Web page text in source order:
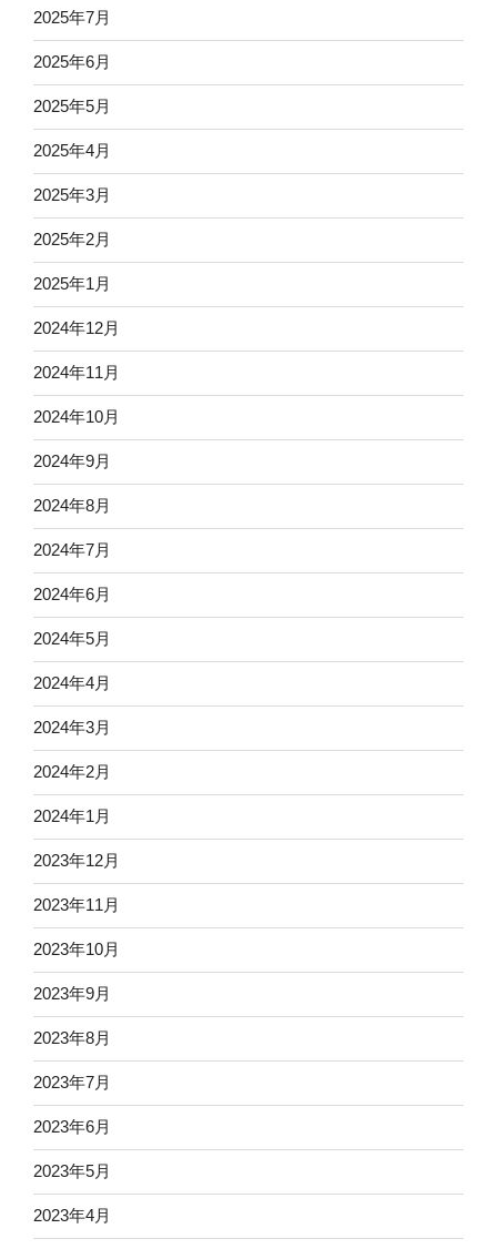
2025年7月
2025年6月
2025年5月
2025年4月
2025年3月
2025年2月
2025年1月
2024年12月
2024年11月
2024年10月
2024年9月
2024年8月
2024年7月
2024年6月
2024年5月
2024年4月
2024年3月
2024年2月
2024年1月
2023年12月
2023年11月
2023年10月
2023年9月
2023年8月
2023年7月
2023年6月
2023年5月
2023年4月